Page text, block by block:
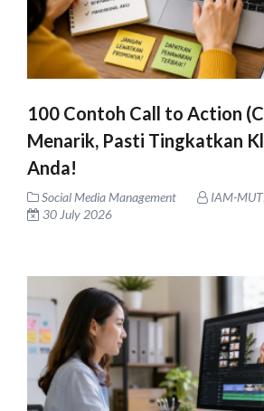
100 Contoh Call to Action
Menarik, Pasti Tingkatkan
Anda!
Social Media Management
IAM-
30 July 2026